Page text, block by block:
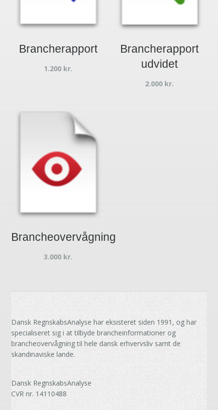
Brancherapport
1.200 kr.
Brancherapport
udvidet
2.000 kr.
Brancheovervågning
3.000 kr.
Dansk RegnskabsAnalyse har eksisteret siden 1991, og har
specialiseret sig i at tilbyde brancheinformationer og
brancheovervågning til hele dansk erhvervsliv samt de
skandinaviske lande.
Dansk RegnskabsAnalyse
CVR nr. 14110488